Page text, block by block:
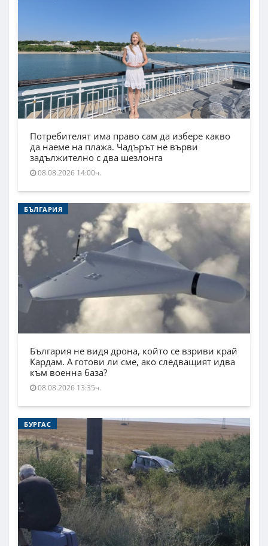
Потребителят има право сам да избере какво
да наеме на плажа. Чадърът не върви
задължително с два шезлонга
08.08.2026 14:00ч.
БЪЛГАРИЯ
България не видя дрона, който се взриви край
Кардам. А готови ли сме, ако следващият идва
към военна база?
08.08.2026 13:35ч.
БУРГАС